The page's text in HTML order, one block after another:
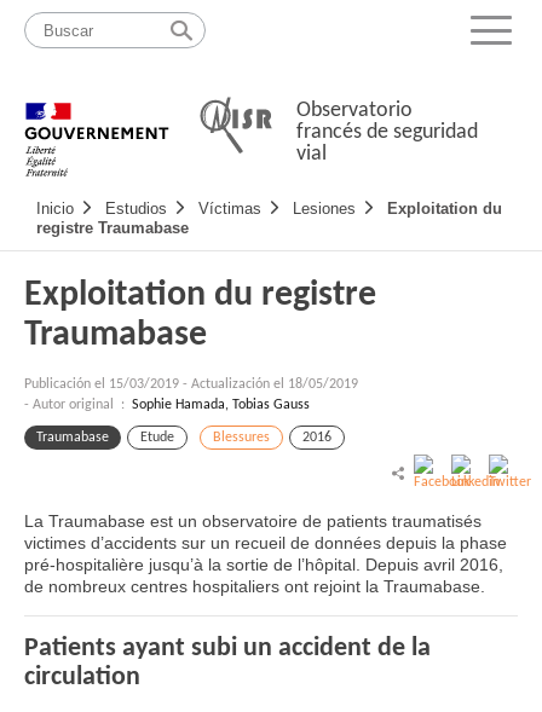
Pasar
contenido
Mapa
web
Menu
Observatorio
francés de seguridad
vial
Navigation
principale
Inicio Estudios Víctimas Lesiones
Exploitation du
registre Traumabase
Exploitation du registre
Traumabase
Publicación el 15/03/2019 - Actualización el 18/05/2019
- Autor original : Sophie Hamada, Tobias Gauss
Traumabase Etude Blessures 2016
La Traumabase est un observatoire de patients traumatisés
victimes d’accidents sur un recueil de données depuis la phase
pré-hospitalière jusqu’à la sortie de l’hôpital. Depuis avril 2016,
de nombreux centres hospitaliers ont rejoint la Traumabase.
Patients ayant subi un accident de la
circulation